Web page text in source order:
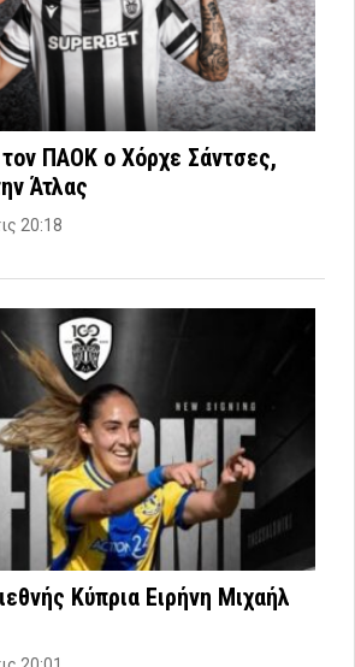
ΠΑΟΚ ο Χόρχε Σάντσες,
Άτλας
20:18
Κύπρια Ειρήνη Μιχαήλ